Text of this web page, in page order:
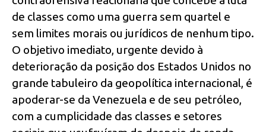
de classes como uma guerra sem quartel e
sem limites morais ou jurídicos de nenhum tipo.
O objetivo imediato, urgente devido à
deterioração da posição dos Estados Unidos no
grande tabuleiro da geopolítica internacional, é
apoderar-se da Venezuela e de seu petróleo,
com a cumplicidade das classes e setores